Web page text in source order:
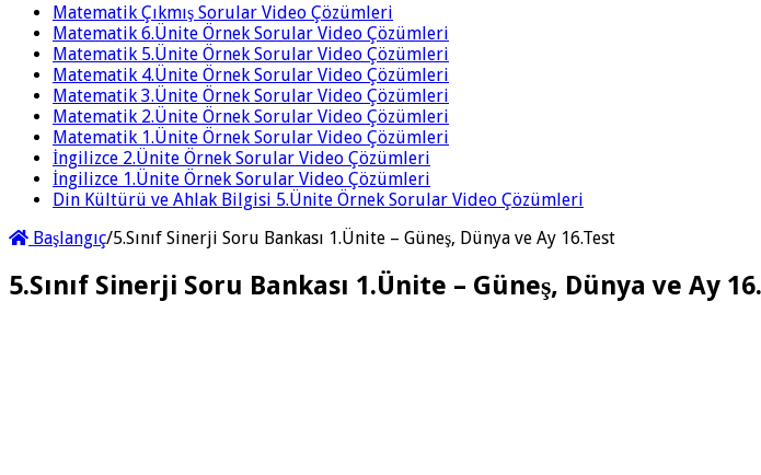
Matematik Çıkmış Sorular Video Çözümleri
Matematik 6.Ünite Örnek Sorular Video Çözümleri
Matematik 5.Ünite Örnek Sorular Video Çözümleri
Matematik 4.Ünite Örnek Sorular Video Çözümleri
Matematik 3.Ünite Örnek Sorular Video Çözümleri
Matematik 2.Ünite Örnek Sorular Video Çözümleri
Matematik 1.Ünite Örnek Sorular Video Çözümleri
İngilizce 2.Ünite Örnek Sorular Video Çözümleri
İngilizce 1.Ünite Örnek Sorular Video Çözümleri
Din Kültürü ve Ahlak Bilgisi 5.Ünite Örnek Sorular Video Çözümleri
Başlangıç/5.Sınıf Sinerji Soru Bankası 1.Ünite – Güneş, Dünya ve Ay 16.Test
5.Sınıf Sinerji Soru Bankası 1.Ünite – Güneş, Dünya ve Ay